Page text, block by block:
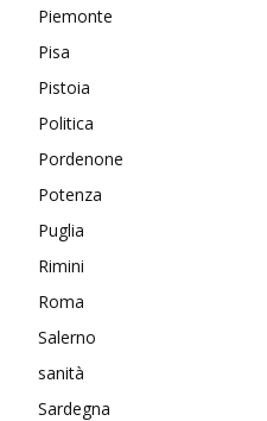
Piemonte
Pisa
Pistoia
Politica
Pordenone
Potenza
Puglia
Rimini
Roma
Salerno
sanità
Sardegna